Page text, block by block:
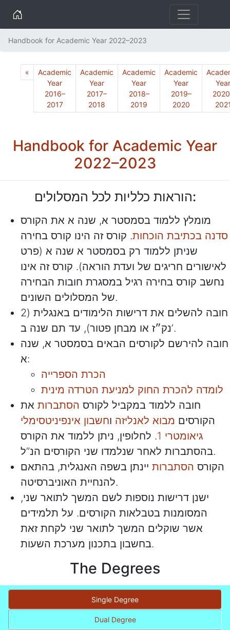
Home
Handbook for Academic Year 2022–2023
« Previous
Academic
Year
2016–
2017
Academic
Year
2017–
2018
Academic
Year
2018–
2019
Academic
Year
2019–
2020
Year
Handbook for Academic Year
2022–2023
הוראות כלליות לכל המסלולים:
מומלץ ללמוד בסמסטר א, שנה א את הקורס
סדנה בכתיבת הוכחות. קורס זה הינו קורס בחירה
שניתן ללמוד רק בסמסטר א שנה א (פרט
לאישורים חריגים של ועדת הוראה). קורס זה אינו
נחשב קורס בחירה רגיל במסגרת חובות הבחירה
של המסלולים השונים.
חובה להשלים את דרישות הלימודים באנגלית (2
נק״ז או מבחן פטור), עד תם שנה ב’.
חובה להירשם לקורסים הבאים בסמסטר א, שנה
א:
הכרת הספרייה
לומדה להכרת החוק למניעת הטרדה מינית
חובה ללמוד במקביל לקורס הסתברות את
הקורסים מבוא לאנליזה וחשבון אינפיניטסימלי
גיאומטרי 1
. לחלופין, ניתן ללמוד את הקורס
בהסתברות לאחר שנלמדו שני הקורסים הנ”ל.
הקורס הסתברות יינתן בשפה האנגלית, בהתאם
להנחיית האוניברסיטה.
ישנן דרישות נוספות לשם המשך לתואר שני,
המסומנות בטבלאות הקורסים. על תלמידים
אשר שוקלים המשך לתואר שני לקחת זאת
בחשבון בתכנון מערכת השעות.
The Degrees
Single Degree
Dual Degree